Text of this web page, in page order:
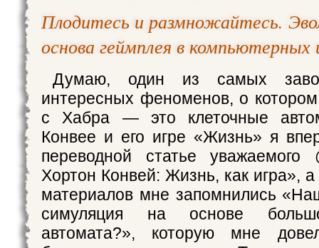
Плодитесь и размножайтесь.
основа геймплея в компьютерных
Думаю, один из самых
интересных феноменов, о
с Хабра — это клеточные
Конвее и его игре «Жизнь» я
переводной статье уважаемого
Хортон Конвей: Жизнь, как игра», а
материалов мне запомнились
симуляция на основе
автомата?», которую мне